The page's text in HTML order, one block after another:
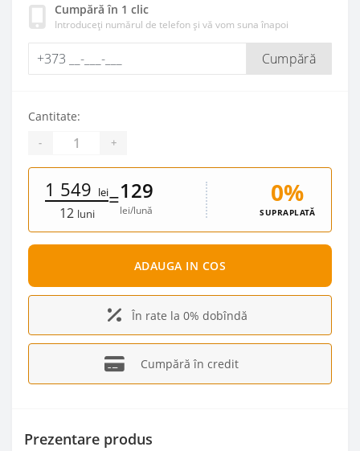
Cumpără în 1 clic
Introduceți numărul de telefon și vă vom suna înapoi
Cumpără
Cantitate:
- +
1 549 lei
12 luni
=129
lei/lună
0%
SUPRAPLATĂ
ADAUGA IN COS
În rate la 0% dobîndă
Cumpără în credit
Prezentare produs